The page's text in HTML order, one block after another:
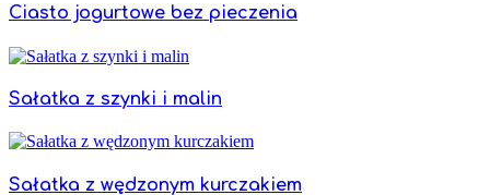
Ciasto jogurtowe bez pieczenia
Sałatka z szynki i malin
Sałatka z wędzonym kurczakiem